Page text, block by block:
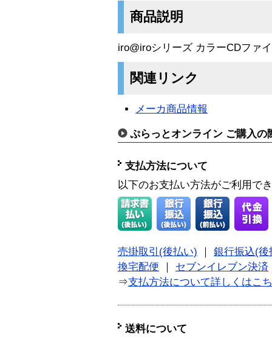
商品説明
iro@iroシリーズ カラーCDファ
関連リンク
メーカ商品情報
ぷらっとオンライン ご購入の
支払方法について
以下のお支払い方法がご利用で
売掛取引(後払い)
銀行振込(後
換宅配便
セブンイレブン決済
⇒支払方法について詳しくはこ
送料について